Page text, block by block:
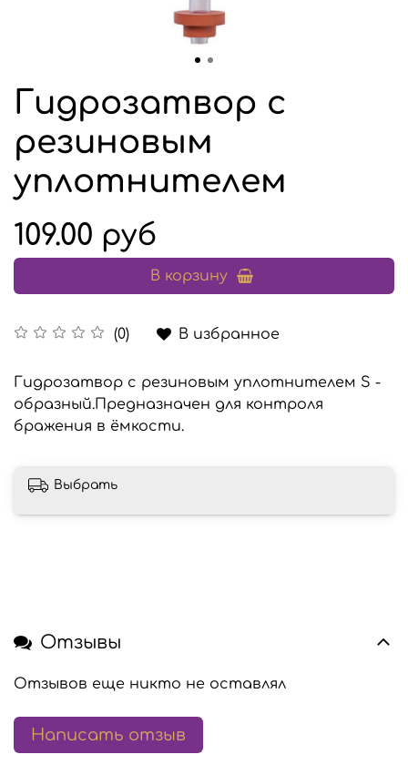
Гидрозатвор с
резиновым
уплотнителем
(0) В избранное
109.00 руб
В корзину
Гидрозатвор с резиновым уплотнителем S -
образный.Предназначен для контроля
бражения в ёмкости.
Выбрать
Отзывы
Отзывов еще никто не оставлял
Написать отзыв